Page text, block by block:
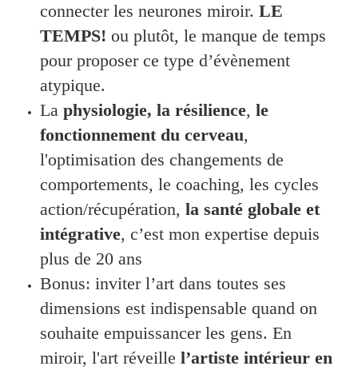
connecter les neurones miroir. LE
TEMPS! ou plutôt, le manque de temps
pour proposer ce type d’évènement
atypique.
La physiologie, la résilience, le
fonctionnement du cerveau,
l'optimisation des changements de
comportements, le coaching, les cycles
action/récupération, la santé globale et
intégrative, c’est mon expertise depuis
plus de 20 ans
Bonus: inviter l’art dans toutes ses
dimensions est indispensable quand on
souhaite empuissancer les gens. En
miroir, l'art réveille l’artiste intérieur en